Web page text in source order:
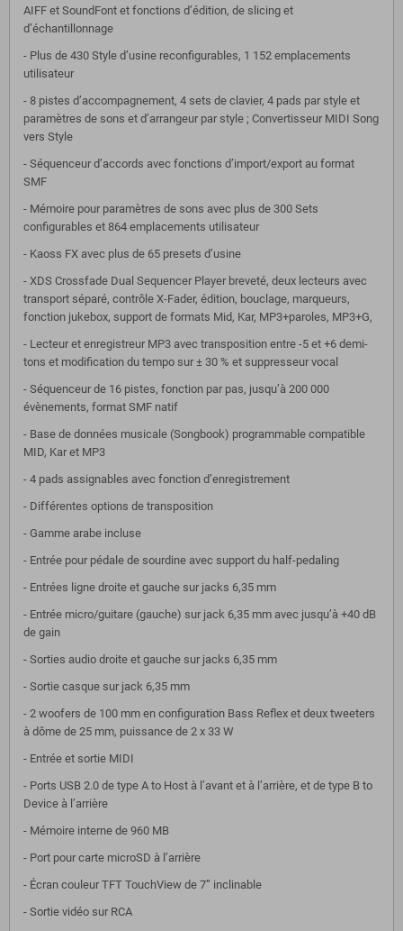
AIFF et SoundFont et fonctions d’édition, de slicing et
d’échantillonnage
- Plus de 430 Style d’usine reconfigurables, 1 152 emplacements
utilisateur
- 8 pistes d’accompagnement, 4 sets de clavier, 4 pads par style et
paramètres de sons et d’arrangeur par style ; Convertisseur MIDI Song
vers Style
- Séquenceur d’accords avec fonctions d’import/export au format
SMF
- Mémoire pour paramètres de sons avec plus de 300 Sets
configurables et 864 emplacements utilisateur
- Kaoss FX avec plus de 65 presets d’usine
- XDS Crossfade Dual Sequencer Player breveté, deux lecteurs avec
transport séparé, contrôle X-Fader, édition, bouclage, marqueurs,
fonction jukebox, support de formats Mid, Kar, MP3+paroles, MP3+G,
- Lecteur et enregistreur MP3 avec transposition entre -5 et +6 demi-
tons et modification du tempo sur ± 30 % et suppresseur vocal
- Séquenceur de 16 pistes, fonction par pas, jusqu’à 200 000
évènements, format SMF natif
- Base de données musicale (Songbook) programmable compatible
MID, Kar et MP3
- 4 pads assignables avec fonction d’enregistrement
- Différentes options de transposition
- Gamme arabe incluse
- Entrée pour pédale de sourdine avec support du half-pedaling
- Entrées ligne droite et gauche sur jacks 6,35 mm
- Entrée micro/guitare (gauche) sur jack 6,35 mm avec jusqu’à +40 dB
de gain
- Sorties audio droite et gauche sur jacks 6,35 mm
- Sortie casque sur jack 6,35 mm
- 2 woofers de 100 mm en configuration Bass Reflex et deux tweeters
à dôme de 25 mm, puissance de 2 x 33 W
- Entrée et sortie MIDI
- Ports USB 2.0 de type A to Host à l’avant et à l’arrière, et de type B to
Device à l’arrière
- Mémoire interne de 960 MB
- Port pour carte microSD à l’arrière
- Écran couleur TFT TouchView de 7” inclinable
- Sortie vidéo sur RCA